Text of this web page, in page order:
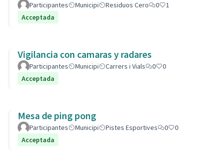
Participantes Municipi Residuos Cero 0
1
Acceptada
Vigilancia con camaras y radares
Participantes Municipi Carrers i Vials 0
0
Acceptada
Mesa de ping pong
Participantes Municipi Pistes Esportives 0
0
Acceptada